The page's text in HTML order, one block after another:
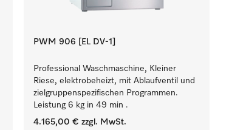
PWM 906 [EL DV-1]
Professional Waschmaschine, Kleiner
Riese, elektrobeheizt, mit Ablaufventil und
zielgruppenspezifischen Programmen.
Leistung 6 kg in 49 min .
4.165,00 € zzgl. MwSt.